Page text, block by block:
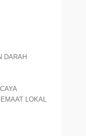
DARAH
LOKAL